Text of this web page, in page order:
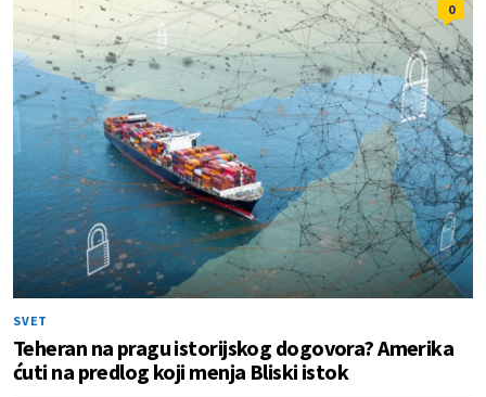
0
SVET
Teheran na pragu istorijskog dogovora? Amerika
ćuti na predlog koji menja Bliski istok